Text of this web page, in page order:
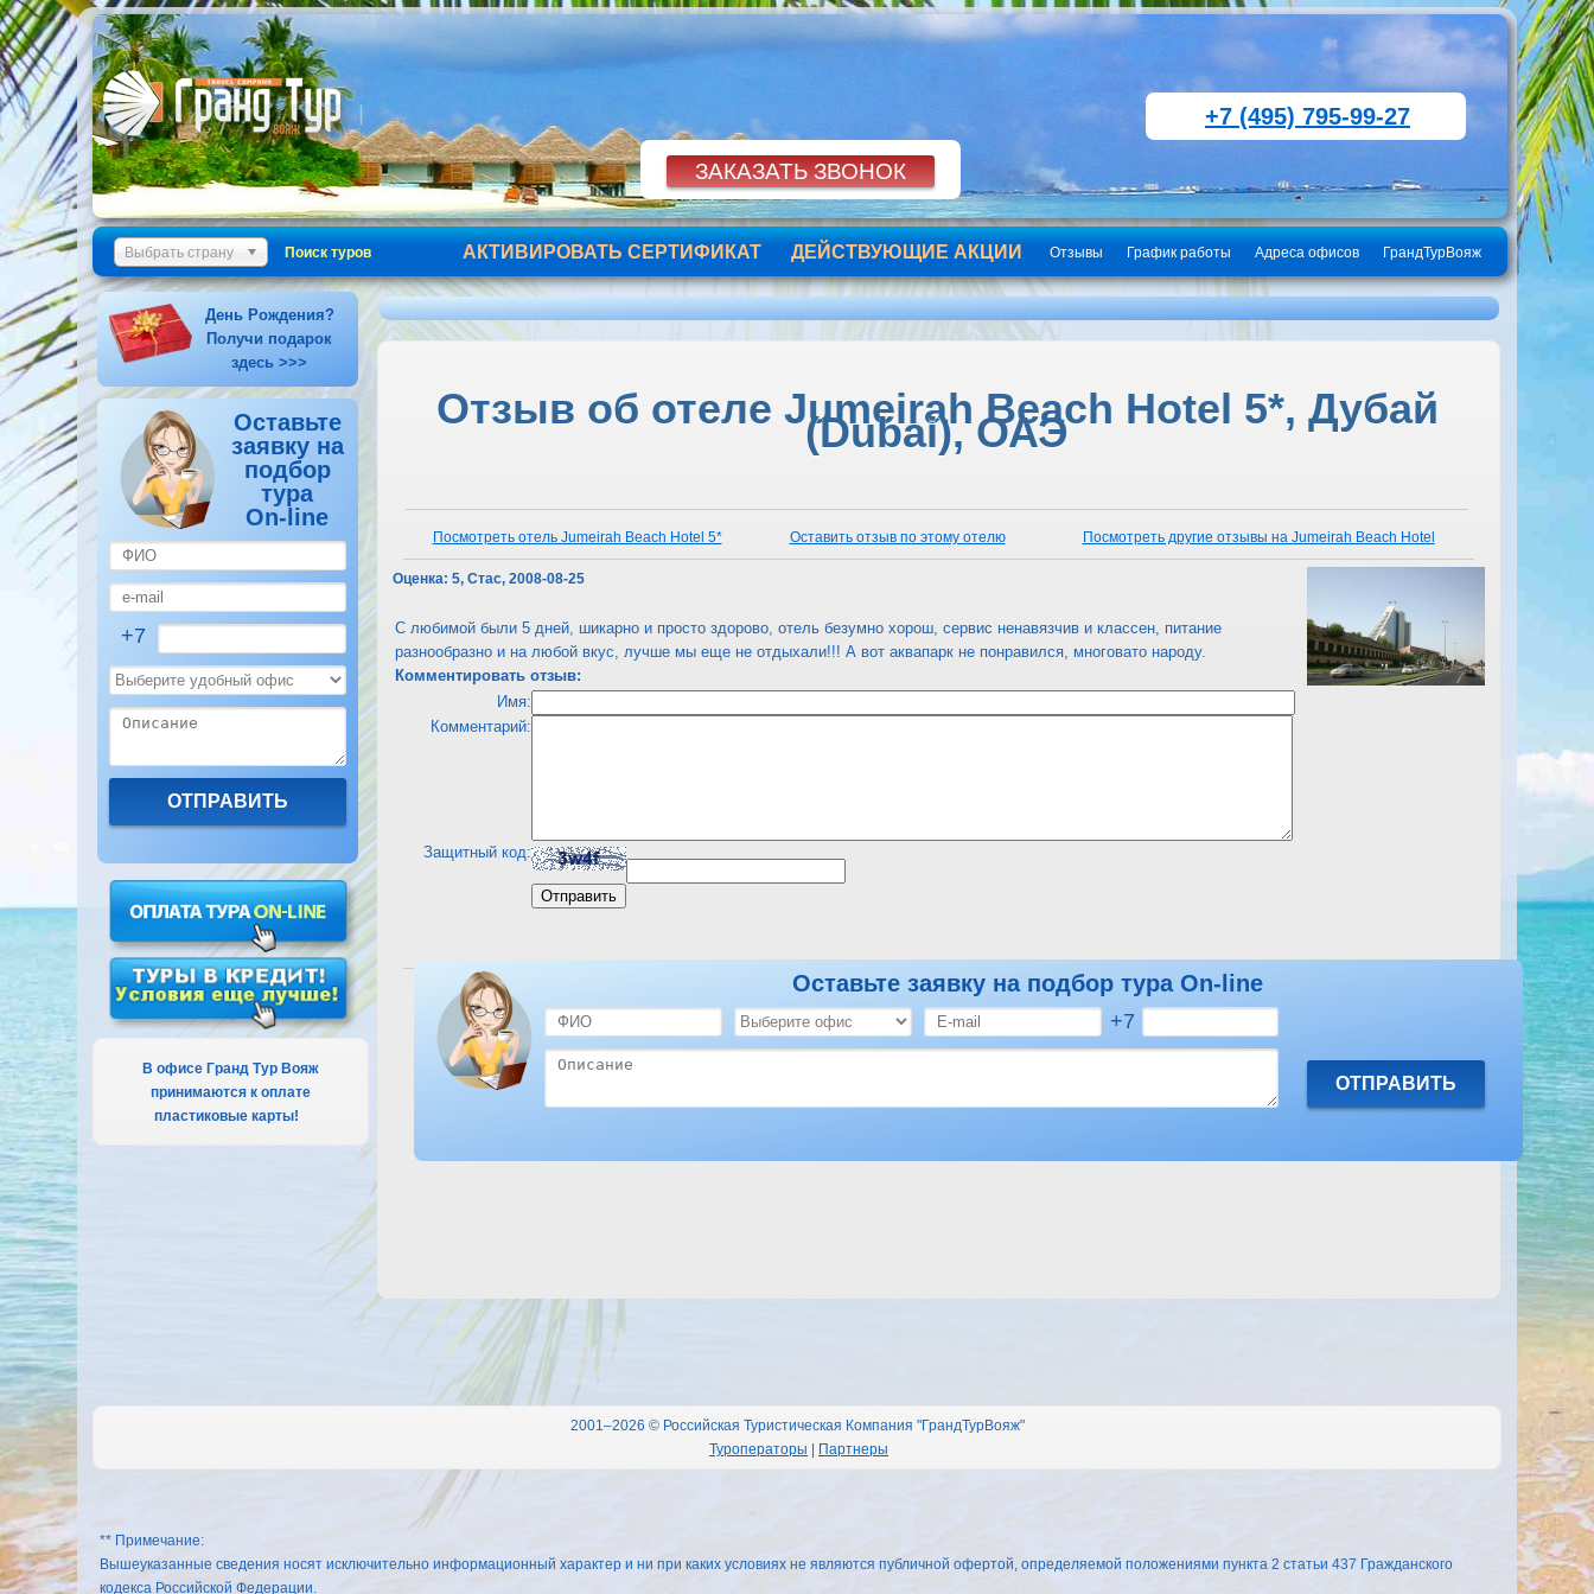
+7 (495) 795-99-27
Выбрать страну Поиск туров ГрандТурВояж
Адреса офисов
График работы
Отзывы
ДЕЙСТВУЮЩИЕ АКЦИИ
АКТИВИРОВАТЬ СЕРТИФИКАТ
День Рождения?
Получи подарок
здесь >>>
Оставьте
заявку на
подбор
тура
On-line
+7
В офисе Гранд Тур Вояж
принимаются к оплате
пластиковые карты!
Отзыв об отеле Jumeirah Beach Hotel 5*, Дубай
(Dubai), ОАЭ
Посмотреть отель Jumeirah Beach Hotel 5* Оставить отзыв по этому отелю Посмотреть другие отзывы на Jumeirah Beach Hotel
Оценка: 5, Стас, 2008-08-25
С любимой были 5 дней, шикарно и просто здорово, отель безумно хорош, сервис ненавязчив и классен, питание
разнообразно и на любой вкус, лучше мы еще не отдыхали!!! А вот аквапарк не понравился, многовато народу.
Комментировать отзыв:
Имя:
Комментарий:
Защитный код:
Посмотреть отель Jumeirah Beach Hotel 5* Оставить отзыв по этому отелю Посмотреть другие отзывы на Jumeirah Beach Hotel
Оставьте заявку на подбор тура On-line
+7
2001–2026 © Российская Туристическая Компания "ГрандТурВояж"
Туроператоры
Партнеры
** Примечание:
Вышеуказанные сведения носят исключительно информационный характер и ни при каких условиях не являются публичной офертой, определяемой положениями пункта 2 статьи 437 Гражданского
кодекса Российской Федерации.